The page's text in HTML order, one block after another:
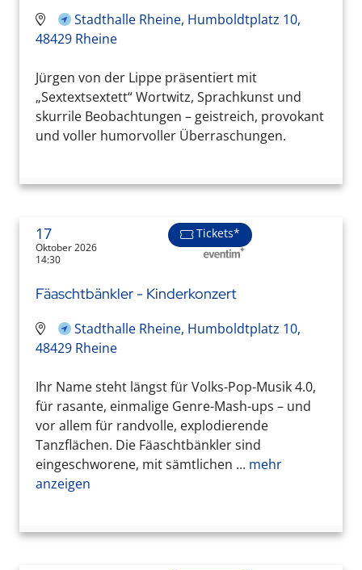
Stadthalle Rheine, Humboldtplatz 10,
48429 Rheine
Jürgen von der Lippe präsentiert mit
„Sextextsextett“ Wortwitz, Sprachkunst und
skurrile Beobachtungen – geistreich, provokant
und voller humorvoller Überraschungen.
17
Oktober 2026
14:30
Tickets*
Fäaschtbänkler - Kinderkonzert
Stadthalle Rheine, Humboldtplatz 10,
48429 Rheine
Ihr Name steht längst für Volks-Pop-Musik 4.0,
für rasante, einmalige Genre-Mash-ups – und
vor allem für randvolle, explodierende
Tanzflächen. Die Fäaschtbänkler sind
eingeschworene, mit sämtlichen ... mehr
anzeigen